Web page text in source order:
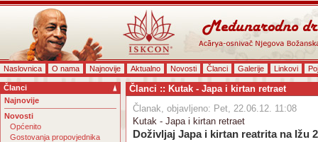
Naslovnica O nama Najnovije Aktualno Novosti Članci Galerije Linkovi
Članci
Najnovije
Novosti
Općenito
Gostovanja propovjednika
Članci :: Kutak - Japa i kirtan retraet
Članak, objavljeno: Pet, 22.06.12. 11:08
Kutak - Japa i kirtan retraet
Doživljaj Japa i kirtan reatrita na Ižu